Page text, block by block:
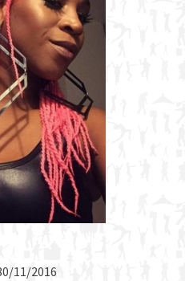
11/2016